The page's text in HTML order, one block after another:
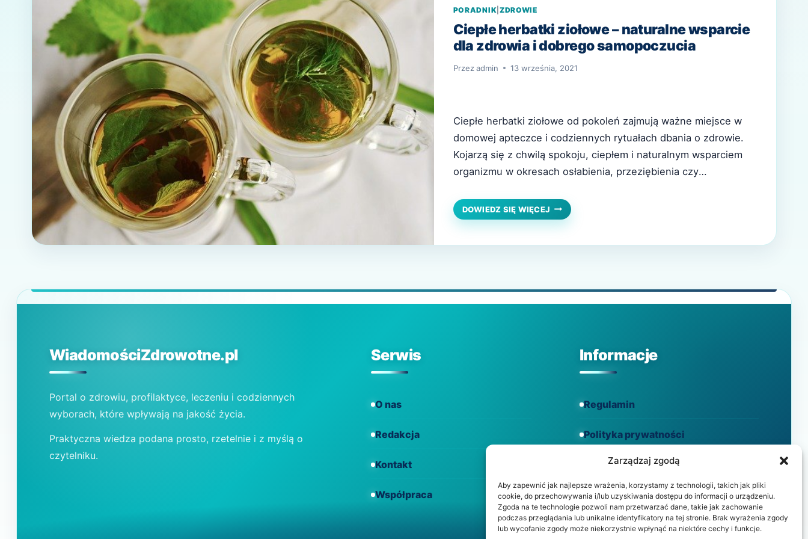
Zarządzaj zgodą
Aby zapewnić jak najlepsze wrażenia, korzystamy z technologii, takich jak pliki
cookie, do przechowywania i/lub uzyskiwania dostępu do informacji o urządzeniu.
Zgoda na te technologie pozwoli nam przetwarzać dane, takie jak zachowanie
podczas przeglądania lub unikalne identyfikatory na tej stronie. Brak wyrażenia zgody
lub wycofanie zgody może niekorzystnie wpłynąć na niektóre cechy i funkcje.
PORADNIK ZDROWIE
Ciepłe herbatki ziołowe – naturalne wsparcie
dla zdrowia i dobrego samopoczucia
Przez admin 13 września, 2021
Ciepłe herbatki ziołowe od pokoleń zajmują ważne miejsce w
domowej apteczce i codziennych rytuałach dbania o zdrowie.
Kojarzą się z chwilą spokoju, ciepłem i naturalnym wsparciem
organizmu w okresach osłabienia, przeziębienia czy
naparów są znane od wieków, a ich działanie opiera się na
naturalnych składnikach aktywnych. Choć współczesna
DOWIEDZ SIĘ WIĘCEJ CIEPŁE
HERBATKI
ZDROWIA
I
WiadomościZdrowotne.pl
Portal o zdrowiu, profilaktyce, leczeniu i codziennych
wyborach, które wpływają na jakość życia.
Praktyczna wiedza podana prosto, rzetelnie i z myślą o
czytelniku.
Serwis
O nas
Redakcja
Kontakt
Współpraca
Informacje
Regulamin
Polityka prywatności
Polityka cookies